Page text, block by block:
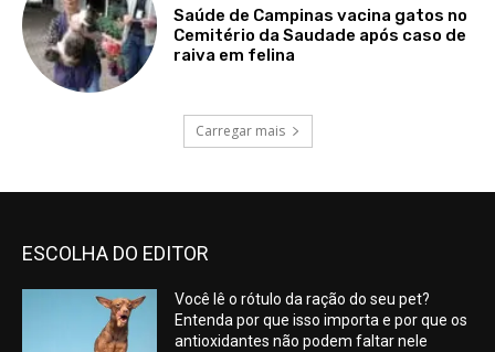
Saúde de Campinas vacina gatos no
Cemitério da Saudade após caso de
raiva em felina
Carregar mais
ESCOLHA DO EDITOR
Você lê o rótulo da ração do seu pet?
Entenda por que isso importa e por que os
antioxidantes não podem faltar nele